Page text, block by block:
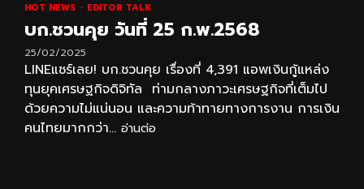
HOT NEWS EDITOR TALK
บก.ชวนคุย วันที่ 25 ก.พ.2568
25/02/2025
LINEแชร์เลย! บก.ชวนคุย เรื่องที่ 4,391 แอพเงินกู้แหล่ง
ทุนยุคเศรษฐกิจดิจิทัล ท่ามกลางภาวะเศรษฐกิจที่เต็มไป
ด้วยความไม่แน่นอน และความท้าทายทางการงาน การเงิน
คนไทยมากกว่า... อ่านต่อ